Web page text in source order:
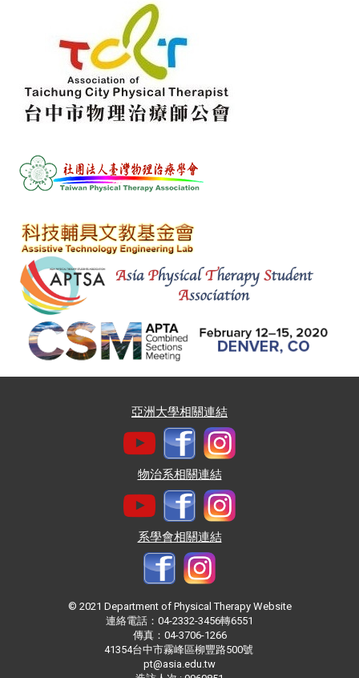
亞洲大學相關連結
物治系相關連結
系學會相關連結
© 2021 Department of Physical Therapy Website
連絡電話：04-2332-3456轉6551
傳真：04-3706-1266
41354台中市霧峰區柳豐路500號
pt@asia.edu.tw